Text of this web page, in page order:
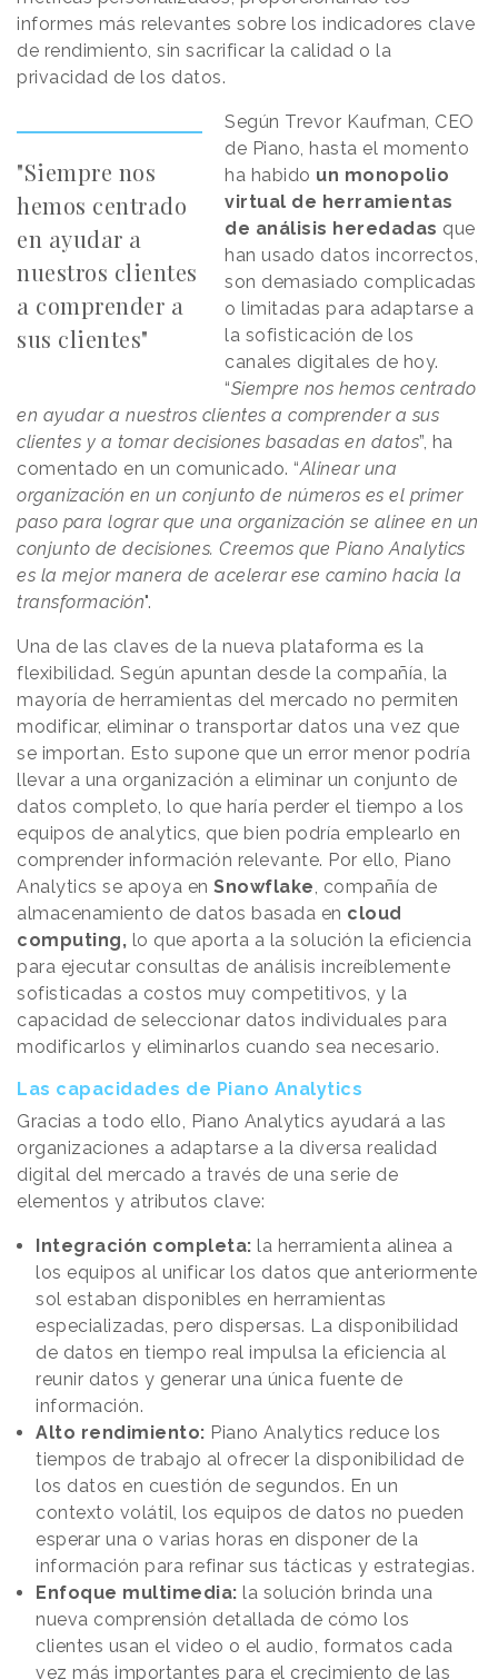
informes más relevantes sobre los indicadores clave
de rendimiento, sin sacrificar la calidad o la
privacidad de los datos.
"Siempre nos
hemos centrado
en ayudar a
nuestros clientes
a comprender a
sus clientes"
Según Trevor Kaufman, CEO
de Piano, hasta el momento
ha habido un monopolio
virtual de herramientas
de análisis heredadas que
han usado datos incorrectos,
son demasiado complicadas
o limitadas para adaptarse a
la sofisticación de los
canales digitales de hoy.
“Siempre nos hemos centrado
en ayudar a nuestros clientes a comprender a sus
clientes y a tomar decisiones basadas en datos”, ha
comentado en un comunicado. “Alinear una
organización en un conjunto de números es el primer
paso para lograr que una organización se alinee en un
conjunto de decisiones. Creemos que Piano Analytics
es la mejor manera de acelerar ese camino hacia la
transformación".
Una de las claves de la nueva plataforma es la
flexibilidad. Según apuntan desde la compañía, la
mayoría de herramientas del mercado no permiten
modificar, eliminar o transportar datos una vez que
se importan. Esto supone que un error menor podría
llevar a una organización a eliminar un conjunto de
datos completo, lo que haría perder el tiempo a los
equipos de analytics, que bien podría emplearlo en
comprender información relevante. Por ello, Piano
Analytics se apoya en Snowflake, compañía de
almacenamiento de datos basada en cloud
computing, lo que aporta a la solución la eficiencia
para ejecutar consultas de análisis increíblemente
sofisticadas a costos muy competitivos, y la
capacidad de seleccionar datos individuales para
modificarlos y eliminarlos cuando sea necesario.
Las capacidades de Piano Analytics
Gracias a todo ello, Piano Analytics ayudará a las
organizaciones a adaptarse a la diversa realidad
digital del mercado a través de una serie de
elementos y atributos clave:
Integración completa: la herramienta alinea a
los equipos al unificar los datos que anteriormente
sol estaban disponibles en herramientas
especializadas, pero dispersas. La disponibilidad
de datos en tiempo real impulsa la eficiencia al
reunir datos y generar una única fuente de
información.
Alto rendimiento: Piano Analytics reduce los
tiempos de trabajo al ofrecer la disponibilidad de
los datos en cuestión de segundos. En un
contexto volátil, los equipos de datos no pueden
esperar una o varias horas en disponer de la
información para refinar sus tácticas y estrategias.
Enfoque multimedia: la solución brinda una
nueva comprensión detallada de cómo los
clientes usan el video o el audio, formatos cada
vez más importantes para el crecimiento de las